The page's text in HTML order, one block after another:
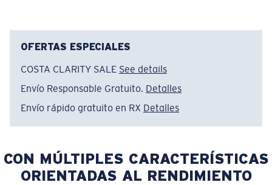
Whether you’re navigating new cities or familiar
shorelines, it’s made for movement and discovery.
Nombre del modelo:Pathfinder Walkshort
Artículo n.°:FQA401339-03I
Tamaño:38
OFERTAS ESPECIALES
COSTA CLARITY SALE See details
Envío Responsable Gratuito. Detalles
Envío rápido gratuito en RX Detalles
CON MÚLTIPLES CARACTERÍSTICAS
ORIENTADAS AL RENDIMIENTO